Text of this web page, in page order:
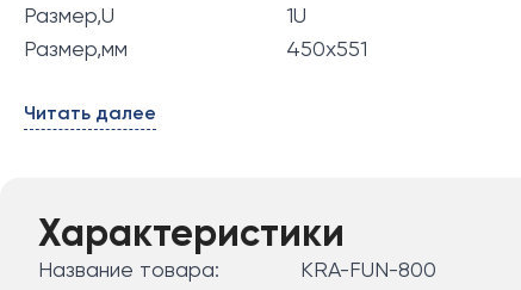
Размер,U
1U
Размер,мм
450x551
Читать далее
Характеристики
Название товара:
KRA-FUN-800